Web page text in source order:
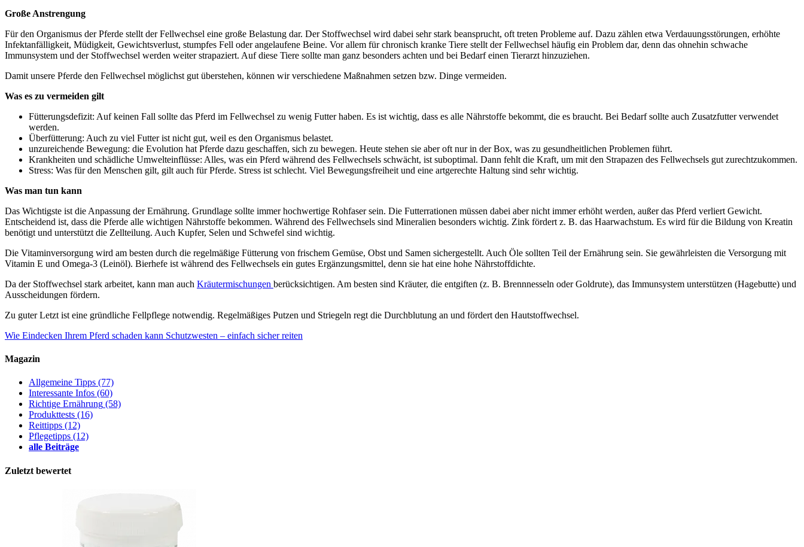
Große Anstrengung
Für den Organismus der Pferde stellt der Fellwechsel eine große Belastung dar. Der Stoffwechsel wird dabei sehr stark beansprucht, oft treten Probleme auf. Dazu zählen etwa Verdauungsstörungen, erhöhte
Infektanfälligkeit, Müdigkeit, Gewichtsverlust, stumpfes Fell oder angelaufene Beine. Vor allem für chronisch kranke Tiere stellt der Fellwechsel häufig ein Problem dar, denn das ohnehin schwache
Immunsystem und der Stoffwechsel werden weiter strapaziert. Auf diese Tiere sollte man ganz besonders achten und bei Bedarf einen Tierarzt hinzuziehen.
Damit unsere Pferde den Fellwechsel möglichst gut überstehen, können wir verschiedene Maßnahmen setzen bzw. Dinge vermeiden.
Was es zu vermeiden gilt
Fütterungsdefizit: Auf keinen Fall sollte das Pferd im Fellwechsel zu wenig Futter haben. Es ist wichtig, dass es alle Nährstoffe bekommt, die es braucht. Bei Bedarf sollte auch Zusatzfutter verwendet
werden.
Überfütterung: Auch zu viel Futter ist nicht gut, weil es den Organismus belastet.
unzureichende Bewegung: die Evolution hat Pferde dazu geschaffen, sich zu bewegen. Heute stehen sie aber oft nur in der Box, was zu gesundheitlichen Problemen führt.
Krankheiten und schädliche Umwelteinflüsse: Alles, was ein Pferd während des Fellwechsels schwächt, ist suboptimal. Dann fehlt die Kraft, um mit den Strapazen des Fellwechsels gut zurechtzukommen.
Stress: Was für den Menschen gilt, gilt auch für Pferde. Stress ist schlecht. Viel Bewegungsfreiheit und eine artgerechte Haltung sind sehr wichtig.
Was man tun kann
Das Wichtigste ist die Anpassung der Ernährung. Grundlage sollte immer hochwertige Rohfaser sein. Die Futterrationen müssen dabei aber nicht immer erhöht werden, außer das Pferd verliert Gewicht.
Entscheidend ist, dass die Pferde alle wichtigen Nährstoffe bekommen. Während des Fellwechsels sind Mineralien besonders wichtig. Zink fördert z. B. das Haarwachstum. Es wird für die Bildung von Kreatin
benötigt und unterstützt die Zellteilung. Auch Kupfer, Selen und Schwefel sind wichtig.
Die Vitaminversorgung wird am besten durch die regelmäßige Fütterung von frischem Gemüse, Obst und Samen sichergestellt. Auch Öle sollten Teil der Ernährung sein. Sie gewährleisten die Versorgung mit
Vitamin E und Omega-3 (Leinöl). Bierhefe ist während des Fellwechsels ein gutes Ergänzungsmittel, denn sie hat eine hohe Nährstoffdichte.
Da der Stoffwechsel stark arbeitet, kann man auch Kräutermischungen berücksichtigen. Am besten sind Kräuter, die entgiften (z. B. Brennnesseln oder Goldrute), das Immunsystem unterstützen (Hagebutte) und
Ausscheidungen fördern.
Zu guter Letzt ist eine gründliche Fellpflege notwendig. Regelmäßiges Putzen und Striegeln regt die Durchblutung an und fördert den Hautstoffwechsel.
Wie Eindecken Ihrem Pferd schaden kann Schutzwesten – einfach sicher reiten
Magazin
Allgemeine Tipps (77)
Interessante Infos (60)
Richtige Ernährung (58)
Produkttests (16)
Reittipps (12)
Pflegetipps (12)
alle Beiträge
Zuletzt bewertet